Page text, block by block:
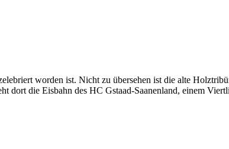
worden ist. Nicht zu übersehen ist die alte
dort die Eisbahn des HC Gstaad-Saanenland, einem